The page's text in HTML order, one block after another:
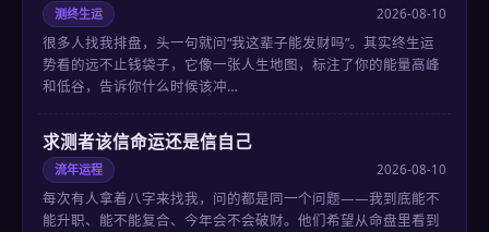
测终生运 2026-08-10
很多人找我排盘，头一句就问“我这辈子能发财吗”。其实终生运
势看的远不止钱袋子，它像一张人生地图，标注了你的能量高峰
和低谷，告诉你什么时候该冲…
求测者该信命运还是信自己
流年运程 2026-08-10
每次有人拿着八字来找我，问的都是同一个问题——我到底能不
能升职、能不能复合、今年会不会破财。他们希望从命盘里看到